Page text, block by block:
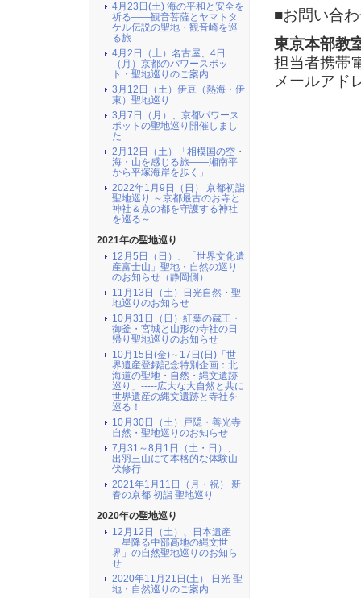
■お問い合
東京本部教
担当者携帯
メールアド
4月23日(土) 海の平和と安全を
祈る――観音菩薩とヤマトタ
ケル伝説の聖地・観音崎を巡
る旅
4月2日（土）名古屋、4日
（月）京都のパワースポッ
ト・聖地巡りのご案内
3月12日（土）伊豆（熱海・伊
東）聖地巡り
3月7日（月）、京都パワース
ポットの聖地巡り開催しまし
た
2月12日（土）「相模国の空・
海・山を感じる旅――湘南平
から平塚海岸を歩く」
2022年1月9日（日） 京都初詣
聖地巡り ～京都最古のお寺と
神社＆京の都を守護する神社
を巡る～
2021年の聖地巡り
12月5日（日）、「世界文化遺
産富士山」聖地・自然の巡り
のお知らせ（静岡側）
11月13日（土）日光自然・聖
地巡りのお知らせ
10月31日（日）紅葉の蔵王・
御釜・宮城と山形の寺社の日
帰り聖地巡りのお知らせ
10月15日(金)～17日(日)「世
界遺産登録記念特別企画：北
海道の聖地・自然・縄文遺跡
巡り」-----広大な大自然と共に
世界遺産の縄文遺跡と寺社を
巡る！
10月30日（土）戸隠・善光寺
自然・聖地巡りのお知らせ
7月31～8月1日（土・日）、
出羽三山にて本格的な体験山
伏修行
2021年1月11日（月・祝） 新
春の京都 初詣 聖地巡り
2020年の聖地巡り
12月12日（土）、日本遺産
「星降る中部高地の縄文世
界」の自然聖地巡りのお知ら
せ
2020年11月21日(土） 日光 聖
地・自然巡りのご案内